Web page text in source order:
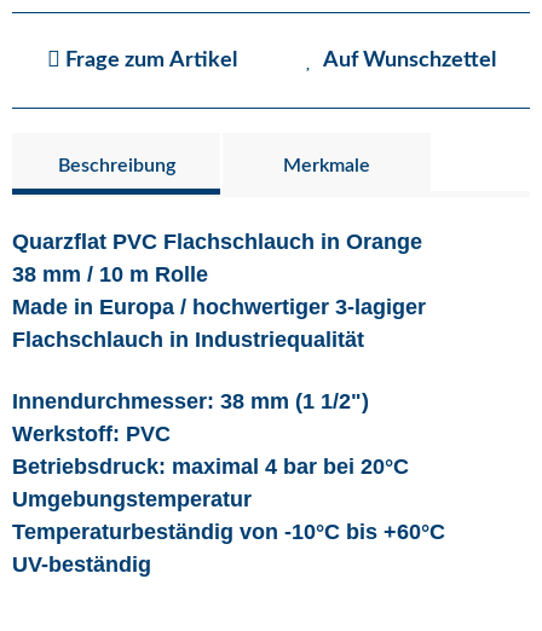
Frage zum Artikel Auf Wunschzettel
Beschreibung Merkmale
Quarzflat PVC Flachschlauch in Orange
38 mm / 10 m Rolle
Made in Europa / hochwertiger 3-lagiger
Flachschlauch in Industriequalität
Innendurchmesser: 38 mm (1 1/2")
Werkstoff: PVC
Betriebsdruck: maximal 4 bar bei 20°C
Umgebungstemperatur
Temperaturbeständig von -10°C bis +60°C
UV-beständig